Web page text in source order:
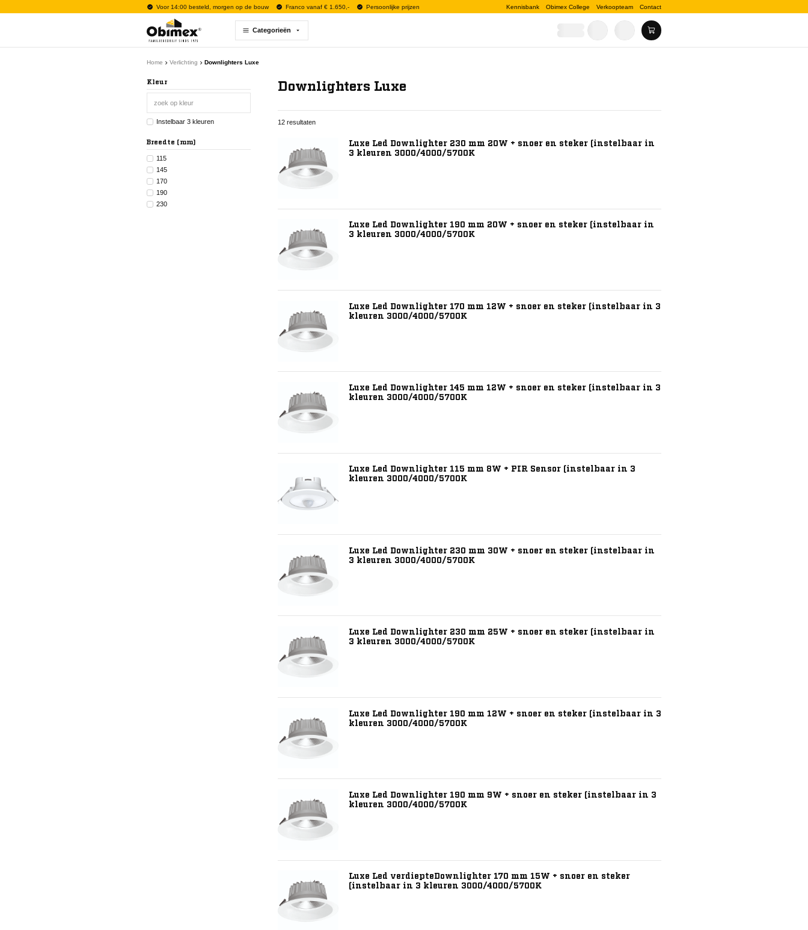
Voor 14:00 besteld, morgen op de bouw Franco vanaf € 1.650,- Persoonlijke prijzen Kennisbank Obimex College Verkoopteam Contact
Categorieën
Home Verlichting Downlighters Luxe
Kleur
Instelbaar 3 kleuren
Breedte (mm)
115
145
170
190
230
Downlighters Luxe
12 resultaten
Luxe Led Downlighter 230 mm 20W + snoer en steker (instelbaar in
3 kleuren 3000/4000/5700K
Luxe Led Downlighter 190 mm 20W + snoer en steker (instelbaar in
3 kleuren 3000/4000/5700K
Luxe Led Downlighter 170 mm 12W + snoer en steker (instelbaar in 3
kleuren 3000/4000/5700K
Luxe Led Downlighter 145 mm 12W + snoer en steker (instelbaar in 3
kleuren 3000/4000/5700K
Luxe Led Downlighter 115 mm 8W + PIR Sensor (instelbaar in 3
kleuren 3000/4000/5700K
Luxe Led Downlighter 230 mm 30W + snoer en steker (instelbaar in
3 kleuren 3000/4000/5700K
Luxe Led Downlighter 230 mm 25W + snoer en steker (instelbaar in
3 kleuren 3000/4000/5700K
Luxe Led Downlighter 190 mm 12W + snoer en steker (instelbaar in 3
kleuren 3000/4000/5700K
Luxe Led Downlighter 190 mm 9W + snoer en steker (instelbaar in 3
kleuren 3000/4000/5700K
Luxe Led verdiepteDownlighter 170 mm 15W + snoer en steker
(instelbaar in 3 kleuren 3000/4000/5700K